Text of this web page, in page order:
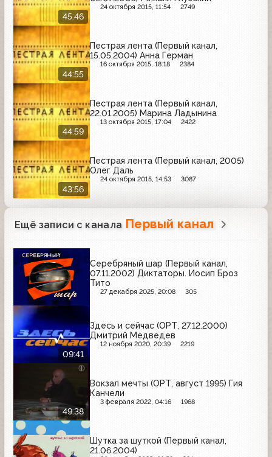
45:46
24 октября 2015, 11:54 2749
44:55
Пестрая лента (Первый канал,
15.05.2004) Анна Герман
16 октября 2015, 18:18 2384
44:59
Пестрая лента (Первый канал,
22.01.2005) Марина Ладынина
13 октября 2015, 17:04 2422
43:56
Пестрая лента (Первый канал, 2005)
Олег Даль
24 октября 2015, 14:53 3087
Ещё записи с канала Первый канал
Серебряный шар (Первый канал,
07.11.2002) Диктаторы. Иосип Броз
Тито
27 декабря 2025, 20:08 305
09:41
Здесь и сейчас (ОРТ, 27.12.2000)
Дмитрий Медведев
12 ноября 2020, 20:39 2219
49:38
Вокзал мечты (ОРТ, август 1995) Гия
Канчели
3 февраля 2022, 04:16 1968
Шутка за шуткой (Первый канал,
21.06.2004)